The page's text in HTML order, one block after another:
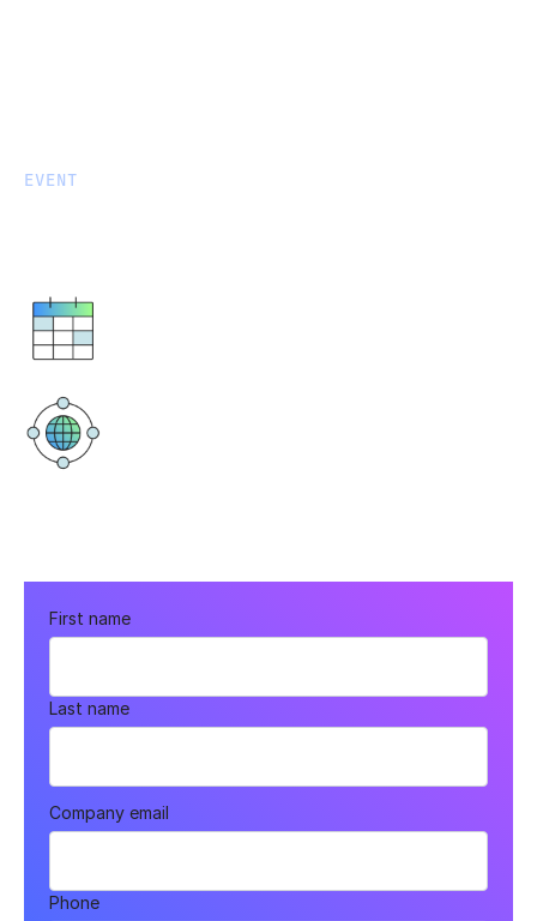
EVENT
First name
Last name
Company email
Phone